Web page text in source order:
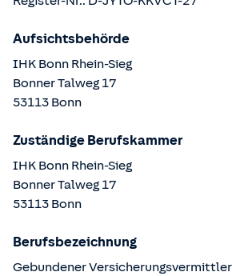
Aufsichtsbehörde
IHK Bonn Rhein-Sieg
Bonner Talweg 17
53113 Bonn
Zuständige Berufskammer
IHK Bonn Rhein-Sieg
Bonner Talweg 17
53113 Bonn
Berufsbezeichnung
Gebundener Versicherungsvermittler